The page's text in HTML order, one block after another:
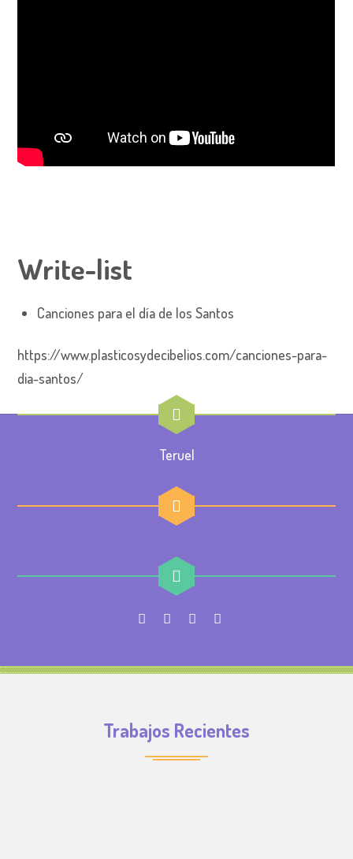
Write-list
Canciones para el día de los Santos
https://www.plasticosydecibelios.com/canciones-para-
dia-santos/
Teruel
Trabajos Recientes